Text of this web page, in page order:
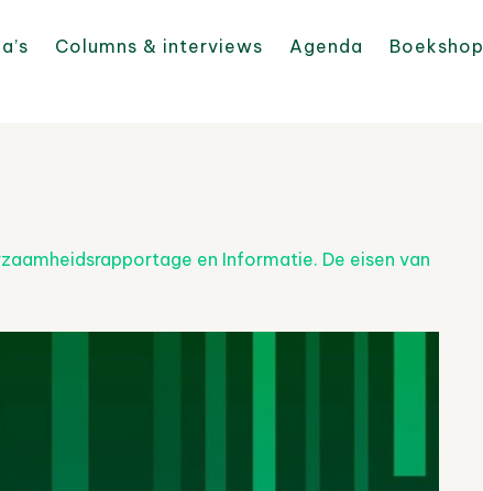
Columns & interviews Agenda Boekshop
en Informatie. De eisen van